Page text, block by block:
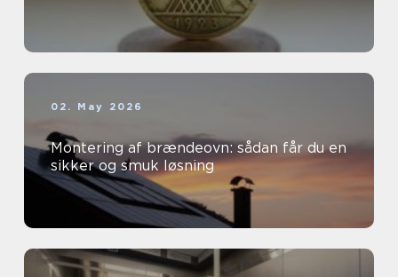
02. May 2026
Montering af brændeovn: sådan får du en
sikker og smuk løsning